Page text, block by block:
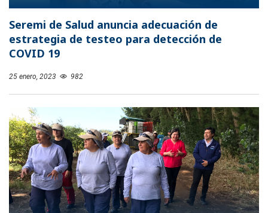
Seremi de Salud anuncia adecuación de
estrategia de testeo para detección de
COVID 19
25 enero, 2023 982